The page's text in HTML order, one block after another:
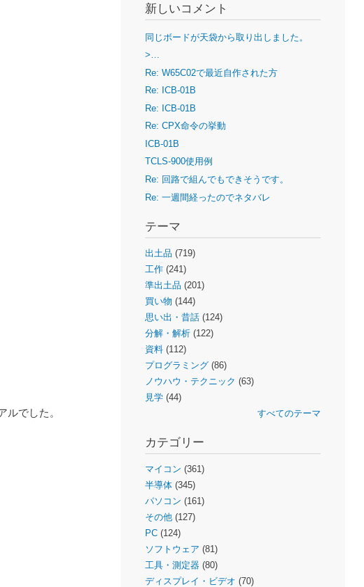
ルでした。
新しいコメント
同じボードが天袋から取り出しました。
>…
Re: W65C02で最近自作された方
Re: ICB-01B
Re: ICB-01B
Re: CPX命令の挙動
ICB-01B
TCLS-900使用例
Re: 回路で組んでもできそうです。
Re: 一週間経ったのでネタバレ
テーマ
出土品 (719)
工作(241)
準出土品 (201)
買い物 (144)
思い出・昔話(124)
分解・解析(122)
資料(112)
プログラミング(86)
ノウハウ・テクニック (63)
見学(44)
すべてのテーマ
カテゴリー
マイコン (361)
半導体(345)
パソコン (161)
その他(127)
PC(124)
ソフトウェア (81)
工具・測定器(80)
ディスプレイ・ビデオ (70)